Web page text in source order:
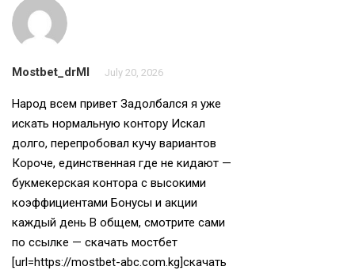
Mostbet_drMl July 20, 2026
Народ всем привет Задолбался я уже
искать нормальную контору Искал
долго, перепробовал кучу вариантов
Короче, единственная где не кидают —
букмекерская контора с высокими
коэффициентами Бонусы и акции
каждый день В общем, смотрите сами
по ссылке — скачать мостбет
[url=https://mostbet-abc.com.kg]скачать